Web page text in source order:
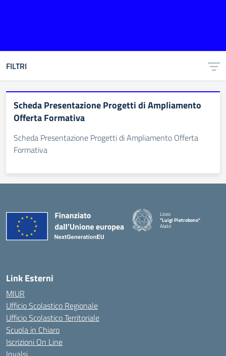
FILTRI
Scheda Presentazione Progetti di Ampliamento
Offerta Formativa
Scheda Presentazione Progetti di Ampliamento Offerta
Formativa
Liceo
"Luigi Pietrobono"
Alatri
Link Esterni
MIUR
Ufficio Scolastico Regionale
Ufficio Scolastico Territoriale
Scuola in Chiaro
Iscrizioni On Line